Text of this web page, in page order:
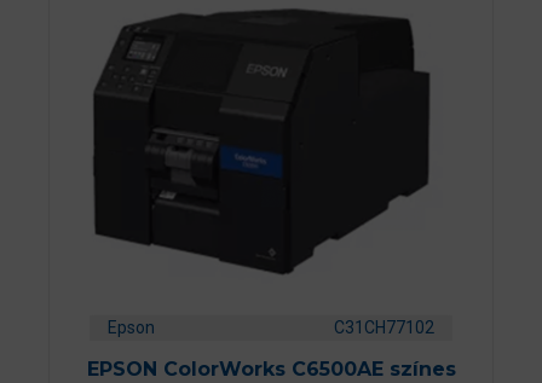
Epson C31CH77102
EPSON ColorWorks C6500AE színes